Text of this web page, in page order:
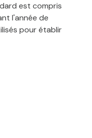
est compris
l'année de
pour établir